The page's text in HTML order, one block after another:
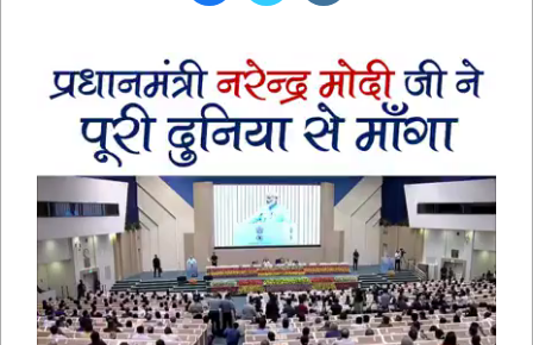
भक्तामर स्तोत्र – BHAKTAMAR STOTRA –
आचार्य मानतुंगसूरि द्वारा